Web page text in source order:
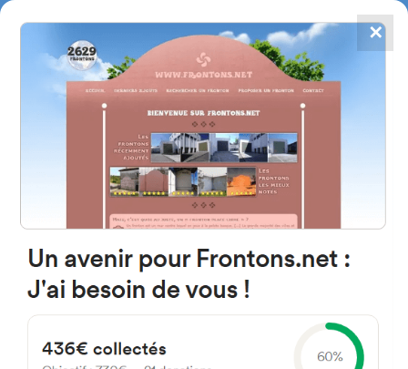
FRONTONS.NET
BUSCAR UN FRONTÓN
AÑADIR UN FRONTÓN
4784
frontones
31132 Villatuerta, Navarra
Calle el Sol 2 España
✕